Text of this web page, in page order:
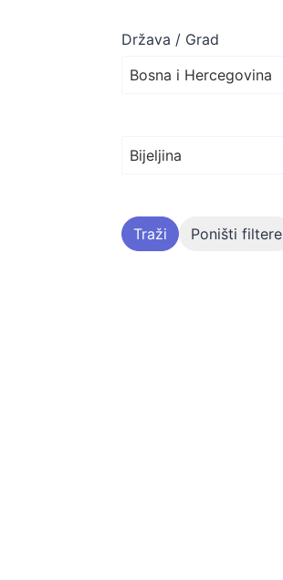
Država / Grad
Bosna i Hercegovina
Bijeljina
Traži Poništi filtere